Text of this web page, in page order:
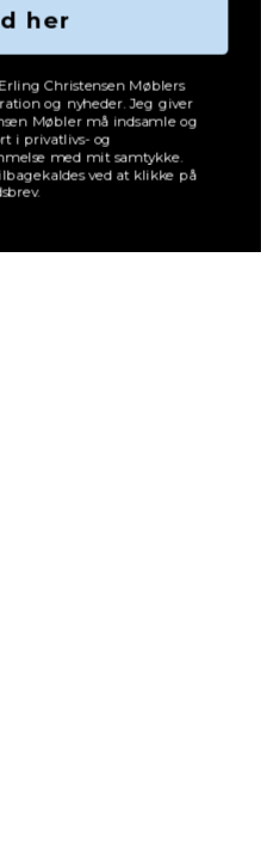
her
Christensen Møblers
og nyheder. Jeg giver
Møbler må indsamle og
i privatlivs- og
med mit samtykke.
ved at klikke på